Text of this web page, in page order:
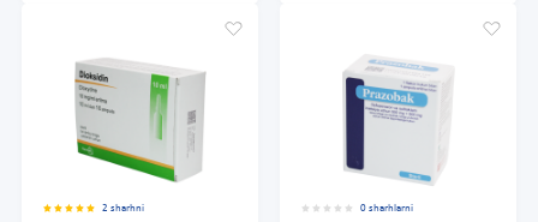
2 sharhni 0 sharhlarni